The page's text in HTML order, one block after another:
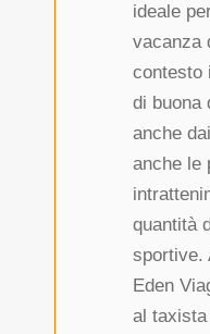
ideale
vacanza
contesto
di buona
anche
anche le
quantità
sportive.
Eden
al